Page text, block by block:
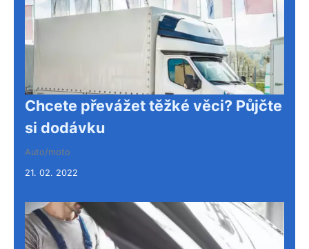
Chcete převážet těžké věci? Půjčte
si dodávku
Auto/moto
21. 02. 2022